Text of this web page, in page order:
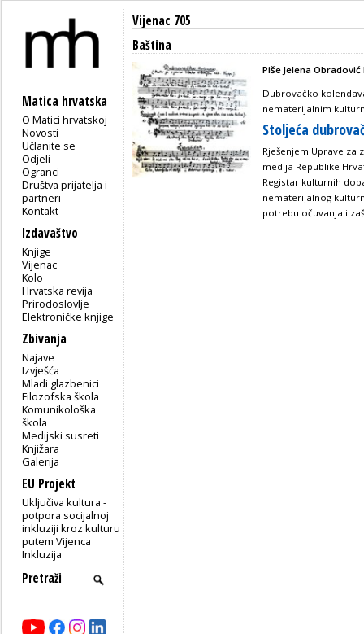
Matica hrvatska
O Matici hrvatskoj
Novosti
Učlanite se
Odjeli
Ogranci
Društva prijatelja i
partneri
Kontakt
Izdavaštvo
Knjige
Vijenac
Kolo
Hrvatska revija
Prirodoslovlje
Elektroničke knjige
Zbivanja
Najave
Izvješća
Mladi glazbenici
Filozofska škola
Komunikološka
škola
Medijski susreti
Knjižara
Galerija
EU Projekt
Uključiva kultura -
potpora socijalnoj
inkluziji kroz kulturu
putem Vijenca
Inkluzija
Vijenac 705
Baština
Piše Jelena Obradović
Dubrovačko
nematerijalnim
Stoljeća
Rješenjem Uprave za
medija Republike
Registar kulturnih
nematerijalnog
potrebu očuvanja i